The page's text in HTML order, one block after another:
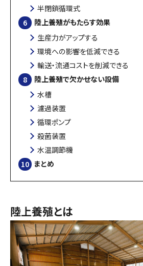
半閉鎖循環式
陸上養殖がもたらす効果
生産力がアップする
環境への影響を低減できる
輸送・流通コストを削減できる
陸上養殖で欠かせない設備
水槽
濾過装置
循環ポンプ
殺菌装置
水温調節機
まとめ
陸上養殖とは